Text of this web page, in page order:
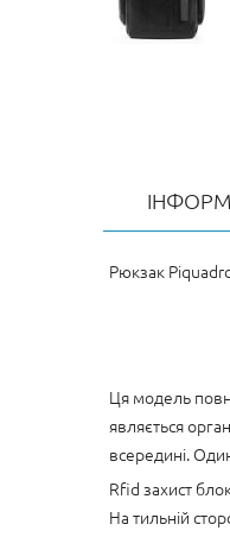
Рюкзак
Ця модель
являється
всередині.
Rfid захист
На тильній